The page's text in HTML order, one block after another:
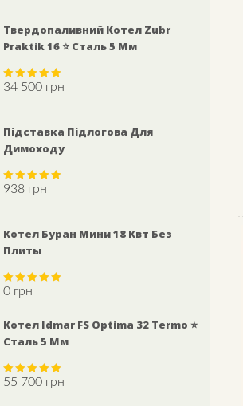
Твердопаливний Котел Zubr
Praktik 16 ⭐ Сталь 5 Мм
Rated5.00
34 500 грн
Підставка Підлогова Для
Димоходу
Rated5.00
out of 5
938 грн
Котел Буран Мини 18 Квт Без
Плиты
Rated
out of 5
0 грн
Котел Idmar FS Optima 32 Termo ⭐
Сталь 5 Мм
Rated 5.00
55 700 грн